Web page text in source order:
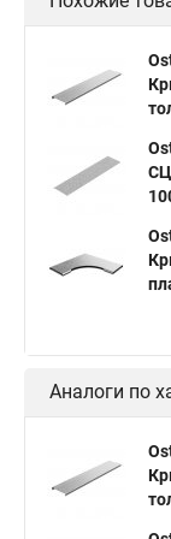
Аналоги по